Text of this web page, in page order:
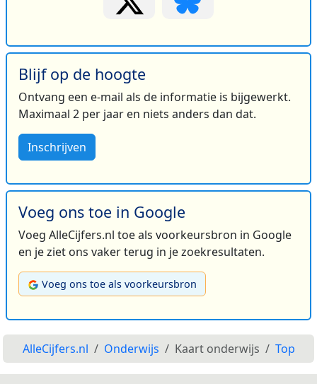
Blijf op de hoogte
Ontvang een e-mail als de informatie is bijgewerkt.
Maximaal 2 per jaar en niets anders dan dat.
Inschrijven
Voeg ons toe in Google
Voeg AlleCijfers.nl toe als voorkeursbron in Google
en je ziet ons vaker terug in je zoekresultaten.
Voeg ons toe als voorkeursbron
AlleCijfers.nl Onderwijs Kaart onderwijs Top